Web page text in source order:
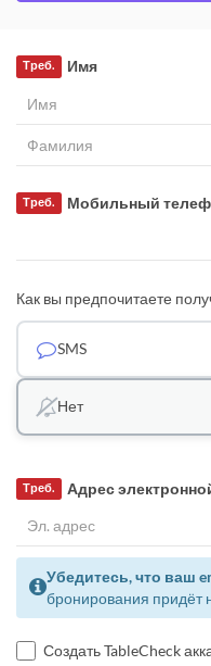
Имя
Треб.
Мобильный
Треб.
Как вы предпочитаете
SMS
Нет
Адрес
Треб.
Убедитесь, что ваш
бронирования придёт
Создать TableCheck